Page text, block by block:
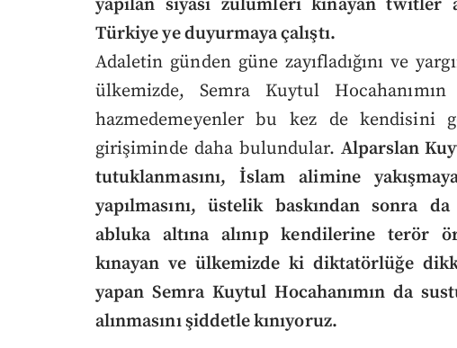
yapılan siyasi zulumleri kınayan
Türkiye ye duyurmaya çalıştı.
Adaletin günden güne zayıfladığını ve
ülkemizde, Semra Kuytul Hocahanımın
hazmedemeyenler bu kez de kendisini
girişiminde daha bulundular. Alparslan
tutuklanmasını, İslam alimine
yapılmasını, üstelik baskından sonra
abluka altına alınıp kendilerine terör
kınayan ve ülkemizde ki diktatörlüğe
yapan Semra Kuytul Hocahanımın da
alınmasını şiddetle kınıyoruz.